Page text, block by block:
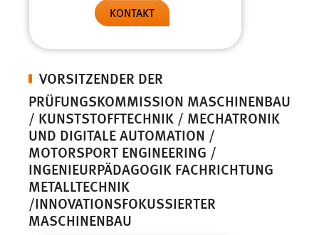
KONTAKT
VORSITZENDER DER
PRÜFUNGSKOMMISSION MASCHINENBAU
/ KUNSTSTOFFTECHNIK / MECHATRONIK
UND DIGITALE AUTOMATION /
MOTORSPORT ENGINEERING /
INGENIEURPÄDAGOGIK FACHRICHTUNG
METALLTECHNIK
/INNOVATIONSFOKUSSIERTER
MASCHINENBAU